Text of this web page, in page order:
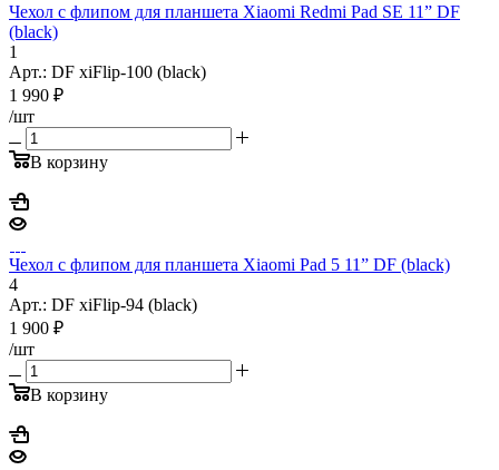
Чехол с флипом для планшета Xiaomi Redmi Pad SE 11” DF
(black)
1
Арт.: DF xiFlip-100 (black)
1 990 ₽
/шт
В корзину
Чехол с флипом для планшета Xiaomi Pad 5 11” DF (black)
4
Арт.: DF xiFlip-94 (black)
1 900 ₽
/шт
В корзину